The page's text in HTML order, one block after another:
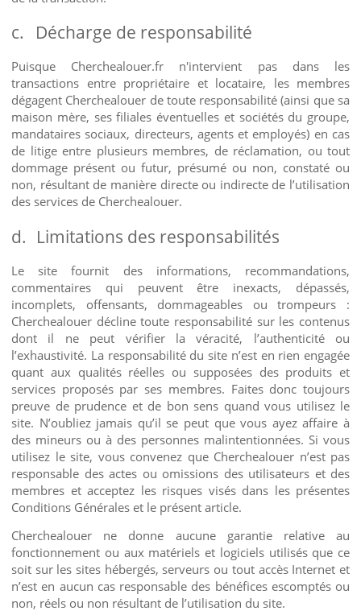
c. Décharge de responsabilité
Puisque Cherchealouer.fr n'intervient pas dans les
transactions entre propriétaire et locataire, les membres
dégagent Cherchealouer de toute responsabilité (ainsi que sa
maison mère, ses filiales éventuelles et sociétés du groupe,
mandataires sociaux, directeurs, agents et employés) en cas
de litige entre plusieurs membres, de réclamation, ou tout
dommage présent ou futur, présumé ou non, constaté ou
non, résultant de manière directe ou indirecte de l’utilisation
des services de Cherchealouer.
d. Limitations des responsabilités
Le site fournit des informations, recommandations,
commentaires qui peuvent être inexacts, dépassés,
incomplets, offensants, dommageables ou trompeurs :
Cherchealouer décline toute responsabilité sur les contenus
dont il ne peut vérifier la véracité, l’authenticité ou
l’exhaustivité. La responsabilité du site n’est en rien engagée
quant aux qualités réelles ou supposées des produits et
services proposés par ses membres. Faites donc toujours
preuve de prudence et de bon sens quand vous utilisez le
site. N’oubliez jamais qu’il se peut que vous ayez affaire à
des mineurs ou à des personnes malintentionnées. Si vous
utilisez le site, vous convenez que Cherchealouer n’est pas
responsable des actes ou omissions des utilisateurs et des
membres et acceptez les risques visés dans les présentes
Conditions Générales et le présent article.
Cherchealouer ne donne aucune garantie relative au
fonctionnement ou aux matériels et logiciels utilisés que ce
soit sur les sites hébergés, serveurs ou tout accès Internet et
n’est en aucun cas responsable des bénéfices escomptés ou
non, réels ou non résultant de l’utilisation du site.